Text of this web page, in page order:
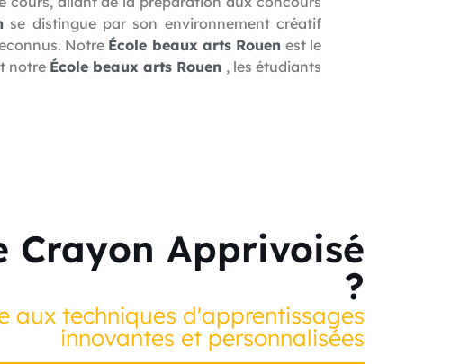
se distingue par son environnement créatif
Notre École beaux arts Rouen est le
notre École beaux arts Rouen , les étudiants
Crayon Apprivoisé
?
aux techniques d'apprentissages
innovantes et personnalisées